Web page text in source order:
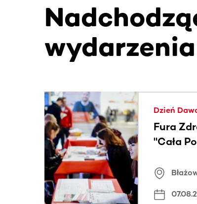
wydarzenia
Ta sekcja zawiera treści przewijane w
Dzień
Fura
"Cała